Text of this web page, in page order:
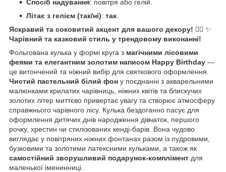
Спосіб надування: повітря або гелій.
Літає з гелієм (так/ні): так
Яскравий та соковитий акцент для вашого декору! 🧚‍♀️ ✨
Чарівний та казковий стиль у трендовому виконанні!
Фольгована кулька у формі круга з магічними лісовими
феями та елегантним золотим написом Happy Birthday —
це витончений та ніжний вибір для святкового оформлення.
Чистий пастельний білий фон у поєднанні з акварельними
малюнками крилатих чарівниць, ніжних квітів та блискучих
золотих літер миттєво привертає увагу та створює атмосферу
справжнього чарівного лісу. Кулька бездоганно пасує для
оформлення дитячих днів народження дівчаток, першого
рочку, хрестин чи стилізованих кенді-барів. Вона чудово
виглядає у повітряних ніжних фонтанах разом із пудровими,
бузковими та золотими латексними кульками, а також як
самостійний зворушливий подарунок-комплімент для
маленької іменинниці.